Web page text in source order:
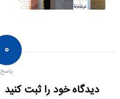
۰
پاسخ
دیدگاه خود را ثبت کنید